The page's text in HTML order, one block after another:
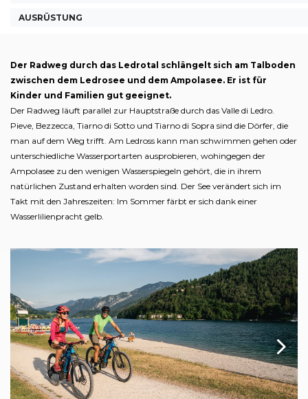
AUSRÜSTUNG
Der Radweg durch das Ledrotal schlängelt sich am Talboden
zwischen dem Ledrosee und dem Ampolasee. Er ist für
Kinder und Familien gut geeignet.
Der Radweg läuft parallel zur Hauptstraße durch das Valle di Ledro.
Pieve, Bezzecca, Tiarno di Sotto und Tiarno di Sopra sind die Dörfer, die
man auf dem Weg trifft. Am Ledross kann man schwimmen gehen oder
unterschiedliche Wasserportarten ausprobieren, wohingegen der
Ampolasee zu den wenigen Wasserspiegeln gehört, die in ihrem
natürlichen Zustand erhalten worden sind. Der See verändert sich im
Takt mit den Jahreszeiten: Im Sommer färbt er sich dank einer
Wasserlilienpracht gelb.